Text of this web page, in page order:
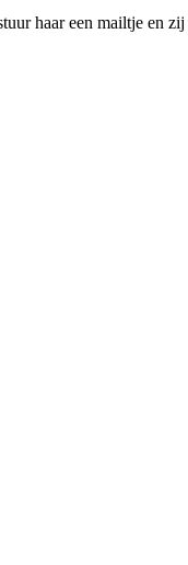
haar een mailtje en